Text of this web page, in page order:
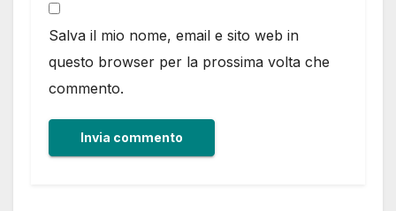
Salva il mio nome, email e sito web in
questo browser per la prossima volta che
commento.